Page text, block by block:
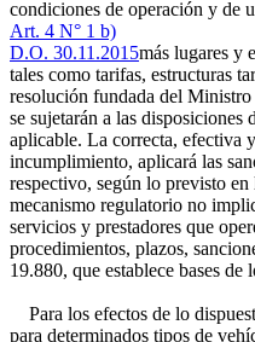
condiciones de operación y de
Art. 4 N° 1 b)
D.O. 30.11.2015más lugares y
tales como tarifas, estructuras
resolución fundada del
se sujetarán a las
aplicable. La correcta, efectiva
incumplimiento, aplicará las
respectivo, según lo previsto
mecanismo regulatorio no
servicios y prestadores que
procedimientos, plazos,
19.880, que establece bases
Para los efectos de lo
para determinados tipos de